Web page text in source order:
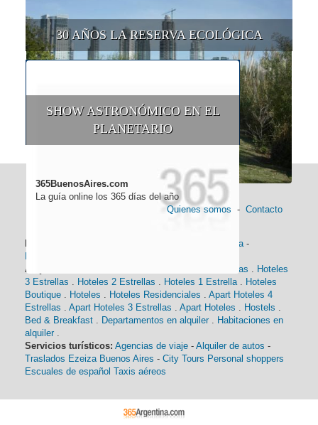
30 AÑOS LA RESERVA ECOLÓGICA
SHOW ASTRONÓMICO EN EL
PLANETARIO
365BuenosAires.com
La guía online los 365 días del año
Quienes somos - Contacto
Historia -
Alojamiento:
Hoteles 4 Estrellas
Hoteles
3 Estrellas
Hoteles 2 Estrellas Hoteles 1 Estrella
Hoteles
Boutique
Hoteles Hoteles Residenciales
Apart Hoteles 4
Estrellas
Apart Hoteles 3 Estrellas Apart Hoteles Hostels
Bed & Breakfast
Departamentos en alquiler
Habitaciones en
alquiler
Servicios turísticos: Agencias de viaje - Alquiler de autos -
Traslados Ezeiza Buenos Aires - City Tours Personal shoppers
Escuales de español Taxis aéreos